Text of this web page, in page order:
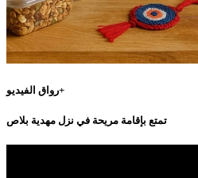
رواق الفيديو+
تمتع بإقامة مريحة في نزل مهدية بلاص